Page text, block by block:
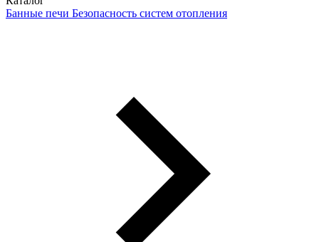
Банные печи Безопасность систем отопления